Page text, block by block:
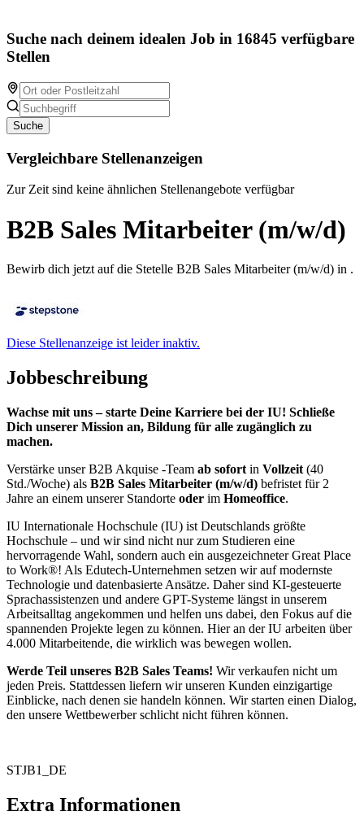
Suche nach deinem idealen Job in 16845 verfügbare
Stellen
Suche
Vergleichbare Stellenanzeigen
Zur Zeit sind keine ähnlichen Stellenangebote verfügbar
B2B Sales Mitarbeiter (m/w/d)
Bewirb dich jetzt auf die Stetelle B2B Sales Mitarbeiter (m/w/d) in .
Diese Stellenanzeige ist leider inaktiv.
Jobbeschreibung
Wachse mit uns – starte Deine Karriere bei der IU! Schließe
Dich unserer Mission an, Bildung für alle zugänglich zu
machen.
Verstärke unser B2B Akquise -Team ab sofort in Vollzeit (40
Std./Woche) als B2B Sales Mitarbeiter (m/w/d) befristet für 2
Jahre an einem unserer Standorte oder im Homeoffice.
IU Internationale Hochschule (IU) ist Deutschlands größte
Hochschule – und wir sind nicht nur zum Studieren eine
hervorragende Wahl, sondern auch ein ausgezeichneter Great Place
to Work®! Als Edutech-Unternehmen setzen wir auf modernste
Technologie und datenbasierte Ansätze. Daher sind KI-gesteuerte
Sprachassistenzen und andere GPT-Systeme längst in unserem
Arbeitsalltag angekommen und helfen uns dabei, den Fokus auf die
spannenden Projekte legen zu können. Hier an der IU arbeiten über
4.000 Mitarbeitende, die wirklich was bewegen wollen.
Werde Teil unseres B2B Sales Teams! Wir verkaufen nicht um
jeden Preis. Stattdessen liefern wir unseren Kunden einzigartige
Einblicke, nach denen sie handeln können. Wir starten einen Dialog,
den unsere Wettbewerber schlicht nicht führen können.
STJB1_DE
Extra Informationen